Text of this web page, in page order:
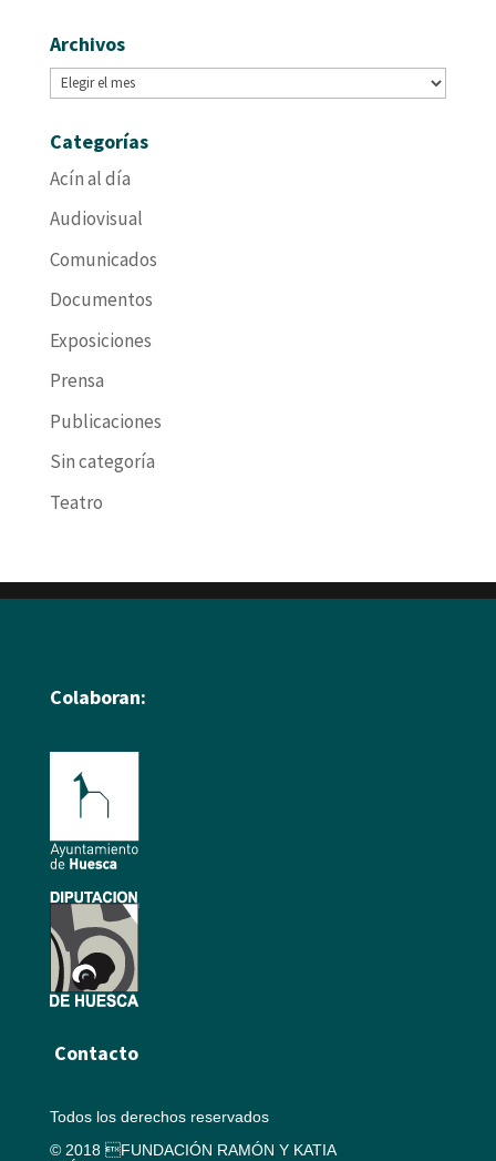
Archivos
Archivos
Categorías
Acín al día
Audiovisual
Comunicados
Documentos
Exposiciones
Prensa
Publicaciones
Sin categoría
Teatro
Colaboran:
Contacto
Todos los derechos reservados
© 2018 FUNDACIÓN RAMÓN Y KATIA